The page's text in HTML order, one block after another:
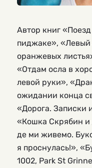
Автор книг
пиджаке», «Левый
оранжевых
«Отдам осла в
левой руки»,
ожидании конца
«Дорога. Записки
«Кошка Скрябин и
де ми живемо.
я проснулась!»,
1002, Park St